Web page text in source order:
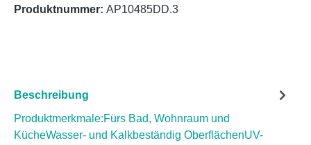
Produktnummer: AP10485DD.3
Beschreibung
Produktmerkmale:Fürs Bad, Wohnraum und
KücheWasser- und Kalkbeständig OberflächenUV-